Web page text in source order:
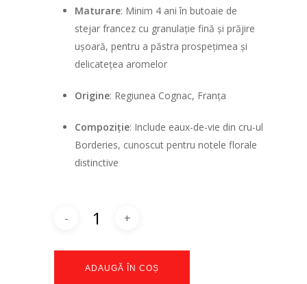
Maturare: Minim 4 ani în butoaie de
stejar francez cu granulație fină și prăjire
ușoară, pentru a păstra prospețimea și
delicatețea aromelor
Origine: Regiunea Cognac, Franța
Compoziție: Include eaux-de-vie din cru-ul
Borderies, cunoscut pentru notele florale
distinctive
ADAUGĂ ÎN COȘ